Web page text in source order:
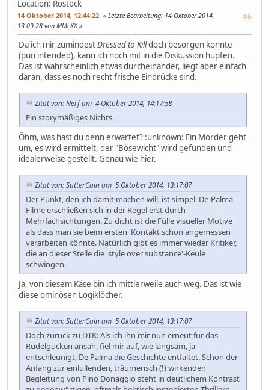
Location: Rostock
14 Oktober 2014, 12:44:22 #6
Letzte Bearbeitung: 14 Oktober 2014,
13:09:28 von MMeXX
Da ich mir zumindestDressed to Killdoch besorgen konnte
(pun intended), kann ich noch mit in die Diskussion hüpfen.
Das ist wahrscheinlich etwas durcheinander, liegt aber einfach
daran, dass es noch recht frische Eindrücke sind.
Zitat von: Nerf am 4 Oktober 2014, 14:17:58
Ein storymäßiges Nichts
Öhm, was hast du denn erwartet? :unknown: Ein Mörder geht
um, es wird ermittelt, der "Bösewicht" wird gefunden und
idealerweise gestellt. Genau wie hier.
Zitat von: SutterCain am 5 Oktober 2014, 13:17:07
Der Punkt, den ich damit machen will, ist simpel: De-Palma-
Filme erschließen sich in der Regel erst durch
Mehrfachsichtungen. Zu dicht ist die Fülle visueller Motive
als dass man sie beim ersten Kontakt schon angemessen
verarbeiten könnte. Natürlich gibt es immer wieder Kritiker,
die an dieser Stelle die 'style over substance'-Keule
schwingen.
Ja, von diesem Käse bin ich mittlerweile auch weg. Das ist wie
diese ominösen Logiklöcher.
Zitat von: SutterCain am 5 Oktober 2014, 13:17:07
Doch zurück zu DTK: Als ich ihn mir nun erneut für das
Rudelgucken ansah, fiel mir auf, wie langsam, ja
entschleunigt, De Palma die Geschichte entfaltet. Schon der
Anfang zur einlullenden, träumerisch (!) wirkenden
Begleitung von Pino Donaggio steht in deutlichem Kontrast